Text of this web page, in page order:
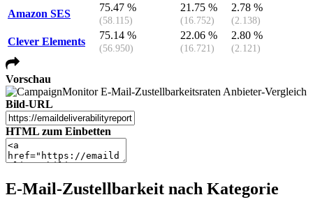
Amazon SES
75.47 %
(58.115)
21.75 %
(16.752)
2.78 %
(2.138)
Clever Elements
75.14 %
(56.950)
22.06 %
(16.721)
2.80 %
(2.121)
Vorschau
Bild-URL
HTML zum Einbetten
E-Mail-Zustellbarkeit nach Kategorie